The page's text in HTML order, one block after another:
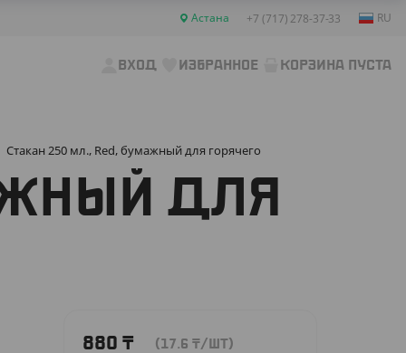
Астана +7 (717) 278-37-33 RU
ВХОД ИЗБРАННОЕ КОРЗИНА ПУСТА
Стакан 250 мл., Red, бумажный для горячего
ДЛЯ
880 ₸ (17.6 ₸/ШТ)